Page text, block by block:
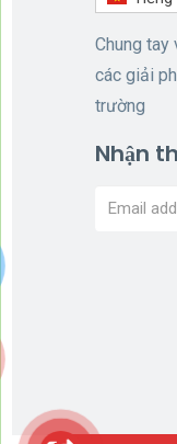
Chung tay
các giải
trường
Nhận